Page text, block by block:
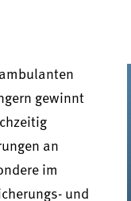
gewinnt
an
im
und